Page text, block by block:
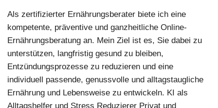
Als zertifizierter Ernährungsberater biete ich eine
kompetente, präventive und ganzheitliche Online-
Ernährungsberatung an. Mein Ziel ist es, Sie dabei zu
unterstützen, langfristig gesund zu bleiben,
Entzündungsprozesse zu reduzieren und eine
individuell passende, genussvolle und alltagstaugliche
Ernährung und Lebensweise zu entwickeln. KI als
Alltagshelfer und Stress Reduzierer Privat und